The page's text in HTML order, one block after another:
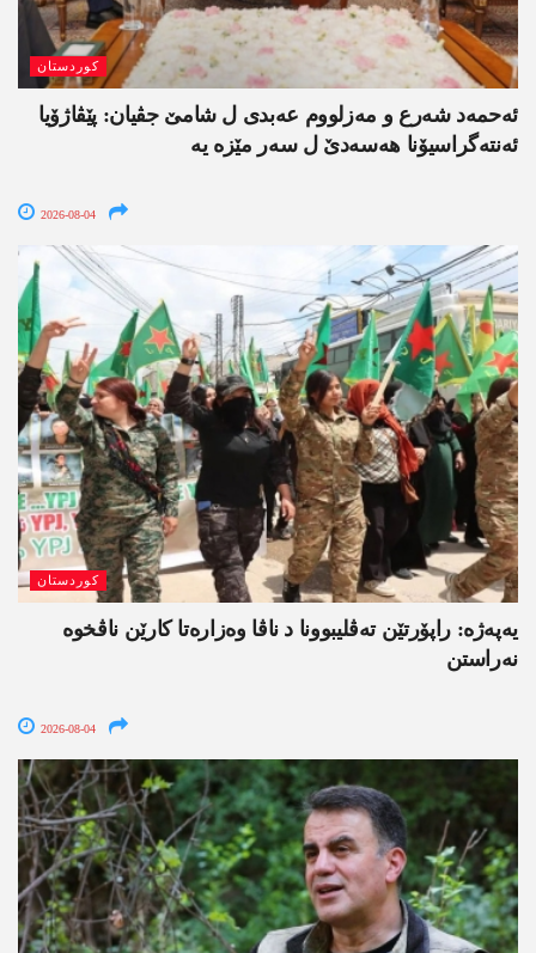
کوردستان
ئەحمەد شەرع و مەزلووم عەبدی ل شامێ جڤیان: پێڤاژۆیا
ئەنتەگراسیۆنا ھەسەدێ ل سەر مێزە یە
2026-08-04
کوردستان
یەپەژە: راپۆرتێن تەڤلیبوونا د ناڤا وەزارەتا کارێن ناڤخوە
نەراستن
2026-08-04